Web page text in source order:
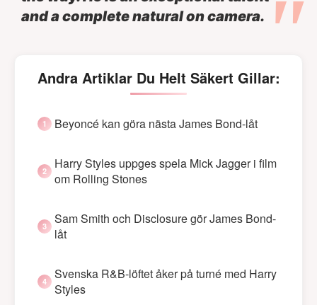
and a complete natural on camera.
Andra Artiklar Du Helt Säkert Gillar:
Beyoncé kan göra nästa James Bond-låt
Harry Styles uppges spela Mick Jagger i film
om Rolling Stones
Sam Smith och Disclosure gör James Bond-
låt
Svenska R&B-löftet åker på turné med Harry
Styles